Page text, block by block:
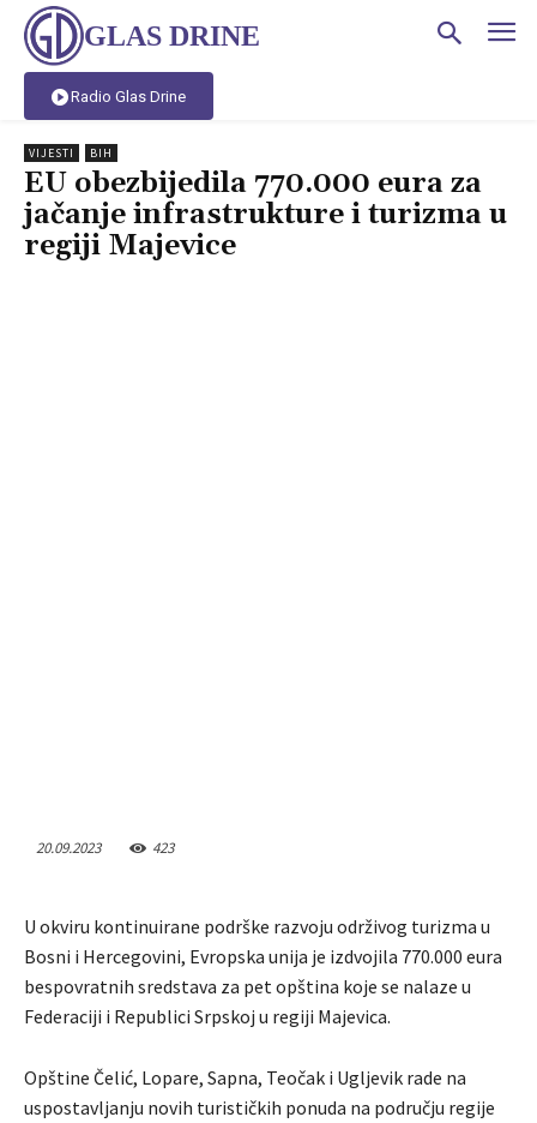
GLAS DRINE
Radio Glas Drine
VIJESTI BIH
EU obezbijedila 770.000 eura za
jačanje infrastrukture i turizma u
regiji Majevice
20.09.2023 423
U okviru kontinuirane podrške razvoju održivog turizma u
Bosni i Hercegovini, Evropska unija je izdvojila 770.000 eura
bespovratnih sredstava za pet opština koje se nalaze u
Federaciji i Republici Srpskoj u regiji Majevica.
Opštine Čelić, Lopare, Sapna, Teočak i Ugljevik rade na
uspostavljanju novih turističkih ponuda na području regije